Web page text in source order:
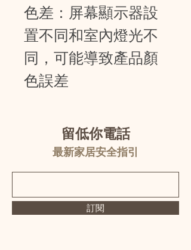
色差：屏幕顯示器設
置不同和室內燈光不
同，可能導致產品顏
色誤差
留低你電話
最新家居安全指引
訂閱